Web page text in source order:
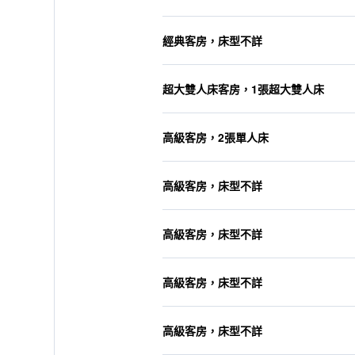
經典客房，床型不詳
超大雙人床客房，1張超大雙人床
高級客房，2張單人床
高級客房，床型不詳
高級客房，床型不詳
高級客房，床型不詳
高級客房，床型不詳